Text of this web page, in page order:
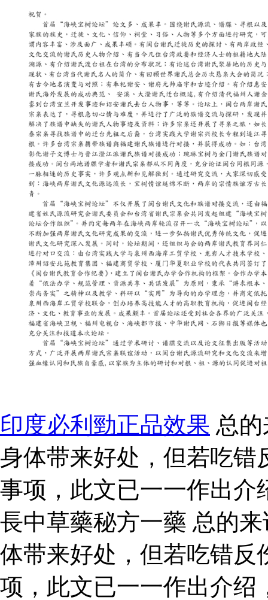
印度必利勁正品效果 总
身体带来好处，但若吃错
事项，此文已一一作出介
長中草藥秘方一藥 总的
体带来好处，但若吃错反
项，此文已一一作出介绍